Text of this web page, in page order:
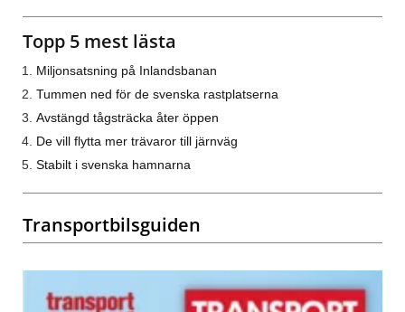
Topp 5 mest lästa
Miljonsatsning på Inlandsbanan
Tummen ned för de svenska rastplatserna
Avstängd tågsträcka åter öppen
De vill flytta mer trävaror till järnväg
Stabilt i svenska hamnarna
Transportbilsguiden